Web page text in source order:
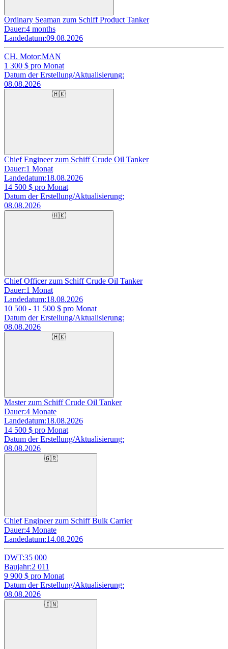
Ordinary Seaman zum Schiff Product Tanker
Dauer:4 months
Landedatum:09.08.2026
CH. Motor:MAN
1 300 $ pro Monat
Datum der Erstellung/Aktualisierung:
08.08.2026
🇭🇰
Chief Engineer zum Schiff Crude Oil Tanker
Dauer:1 Monat
Landedatum:18.08.2026
14 500 $ pro Monat
Datum der Erstellung/Aktualisierung:
08.08.2026
🇭🇰
Chief Officer zum Schiff Crude Oil Tanker
Dauer:1 Monat
Landedatum:18.08.2026
10 500 - 11 500 $ pro Monat
Datum der Erstellung/Aktualisierung:
08.08.2026
🇭🇰
Master zum Schiff Crude Oil Tanker
Dauer:4 Monate
Landedatum:18.08.2026
14 500 $ pro Monat
Datum der Erstellung/Aktualisierung:
08.08.2026
🇬🇷
Chief Engineer zum Schiff Bulk Carrier
Dauer:4 Monate
Landedatum:14.08.2026
DWT:35 000
Baujahr:2 011
9 900 $ pro Monat
Datum der Erstellung/Aktualisierung:
08.08.2026
🇮🇳